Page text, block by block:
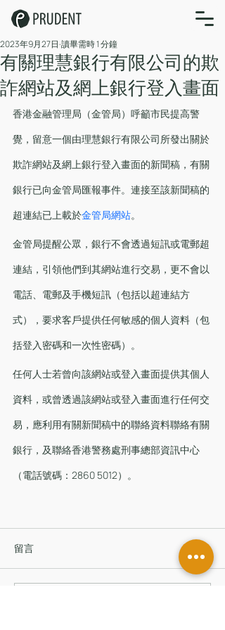
有關理慧銀行有限公司的欺
詐網站及網上銀行登入畫面
2023年9月27日 讀畢需時 1 分鐘
香港金融管理局（金管局）呼籲市民提高警
覺，留意一個由理慧銀行有限公司所發出關於
欺詐網站及網上銀行登入畫面的新聞稿，有關
銀行已向金管局匯報事件。連接至該新聞稿的
超連結已上載於金管局網站。
金管局提醒公眾，銀行不會透過短訊或電郵超
連結，引領他們到其網站進行交易，更不會以
電話、電郵及手機短訊（包括以超連結方
式），要求客戶提供任何敏感的個人資料（包
括登入密碼和一次性密碼）。
任何人士若曾向該網站或登入畫面提供其個人
資料，或曾透過該網站或登入畫面進行任何交
易，應利用有關新聞稿中的聯絡資料聯絡有關
銀行，及聯絡香港警務處刑事總部資訊中心
（電話號碼：2860 5012）。
留言